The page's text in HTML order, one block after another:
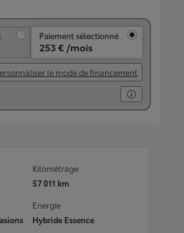
Paiement sélectionné
253 € /mois
le mode de financement
Kilométrage
57 011 km
Energie
Hybride Essence